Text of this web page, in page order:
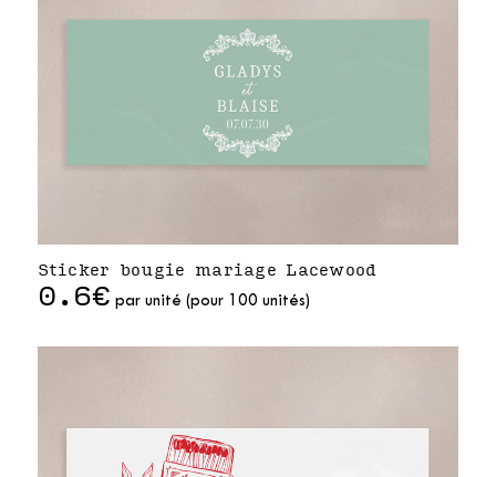
Sticker bougie mariage Lacewood
0.6€ par unité (pour 100 unités)